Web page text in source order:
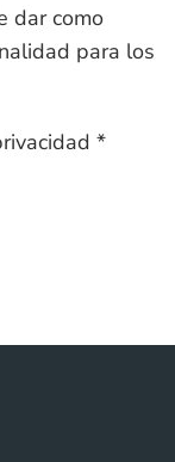
dar como
para los
*